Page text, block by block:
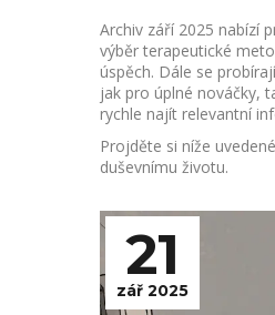
Archiv září 2025 nabízí
výběr terapeutické
úspěch. Dále se
jak pro úplné nováčky,
rychle najít relevantní
Projděte si níže
duševnímu životu.
21
zář 2025